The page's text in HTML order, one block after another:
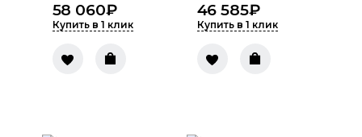
58 060₽
Купить в 1 клик
46 585₽
Купить в 1 клик